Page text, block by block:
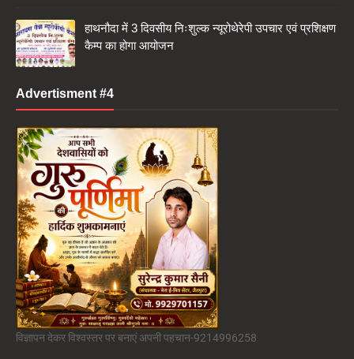
हाथनौदा में 3 दिवसीय निःशुल्क न्यूरोथेरेपी उपचार एवं प्रशिक्षण
कैम्प का होगा आयोजन
Advertisment #4
विज्ञापन देकर विश्वस्तर पर बनाएं अपनी पहचान-9214996258